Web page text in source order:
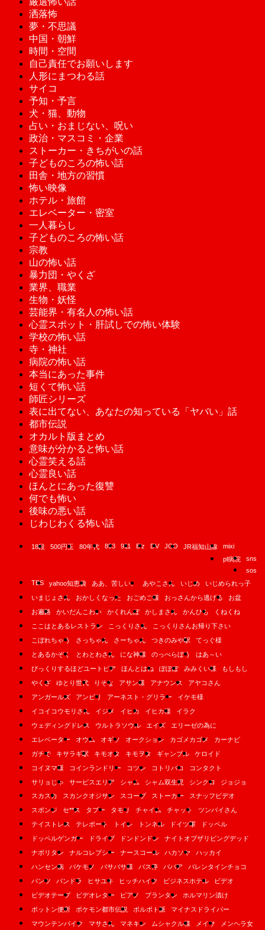
洒落怖
夢・不思議
中国・朝鮮
時間・空間
自己責任でお願いします
人形にまつわる話
サイコ
予知・予言
犬・猫、動物
占い・おまじない、呪い
政治・マスコミ・企業
ストーカー・きちがいの話
子どものころの怖い話
田舎・地方の習慣
怖い映像
ホテル・旅館
エレベーター・密室
一人暮らし
子どものころの怖い話
宗教
山の怖い話
暴力団・やくざ
業界、職業
生物・妖怪
芸能界・有名人の怖い話
心霊スポット・肝試しでの怖い体験
学校の怖い話
寺・神社
病院の怖い話
本当にあった事件
短くて怖い話
師匠シリーズ
表に出てない、あなたの知っている「ヤバい」話
都市伝説
オカルト版まとめ
意味が分かると怖い話
心霊笑える話
心霊良い話
ほんとにあった復讐
何でも怖い
後味の悪い話
じわじわくる怖い話
18段 500円玉 80年代 893 911 B'z DV JCO JR福知山線
mixi
pl病院
sns
sos
TBS
yahoo知恵袋 ああ、苦しい。 あやこさん いじめ
いじめられっ子
いまじょさん
おかしくなった おごめご様 おっさんから逃げる
お盆
お遍路
かいだんこわい かくれんぼ かしまさん かんひも
くねくね
ここはとあるレストラン
こっくりさん
こっくりさんお帰り下さい
こぼれちゃう
さっちゃん さーちゃん つきのみや駅
てっぐ様
とあるかぞく
とわとわさん にな神様 のっぺらぼう
はあ～い
びっくりするほどユートピア
ほんとはね ぽぽぽ みみくい様
もしもし
やくざ
ゆとり世代 りそな アサン様 アナウンス
アヤコさん
アンガールズ
アンビリ アーネスト・グリラー
イケモ様
イコイコウモリさん
イジメ イヒカ イヒカ様
イラク
ウェディングドレス
ウルトラソウル エイズ
エリーゼの為に
エレベーター
オウム オギソ オークション カゴメカゴメ
カーナビ
ガチで
キサラギ駅 キモオタ キモヲタ ギャンブル
ケロイド
コイヌマ様
コインランドリー コツン コトリバコ
コンタクト
サリョじゃ
サービスエリア シャム シャム双生児 シンクロ
ジョジョ
スカスカ
スカンクオジサン スコープ ストーカー
スナッフビデオ
スポンジ
セ**ス タブー タモリ チャイム チャット
ツンバイさん
テイストレス
テレポート トイレ トンネル ドイツ軍
ドッペル
ドッペルゲンガー
ドライブ ドンドンドン
ナイトオブザリビングデッド
ナポリタン
ナルコレプシー ナースコール ハカソヤ
ハッカイ
ハンセン病
バケモノ バサバサ様 バス停 ババア
バレンタインチョコ
パンツ
パンドラ ヒサユキ ヒッチハイク ビジネスホテル
ビデオ
ビデオテープ
ビデオレター ピアノ プランタン
ホルマリン漬け
ボットン便所
ポケモン都市伝説 ポルポト派
マイナスドライバー
マウンテンバイク
マサさん マネキン ムシャクル様 メイサ
メンヘラ女